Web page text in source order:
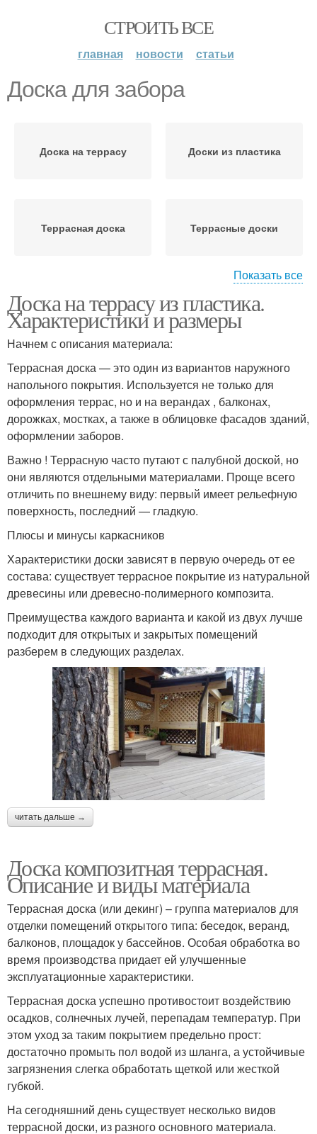
СТРОИТЬ ВСЕ
главная новости статьи
Доска для забора
Доска на террасу Доски из пластика
Террасная доска Террасные доски
Доска из массива Доска из древесины
Пластиковая доска Доска для кухни
Разделочная доска
полимерного композита
Композитная доска
Показать все
Доска на террасу из пластика.
Характеристики и размеры
Начнем с описания материала:
Террасная доска — это один из вариантов наружного
напольного покрытия. Используется не только для
оформления террас, но и на верандах , балконах,
дорожках, мостках, а также в облицовке фасадов зданий,
оформлении заборов.
Важно ! Террасную часто путают с палубной доской, но
они являются отдельными материалами. Проще всего
отличить по внешнему виду: первый имеет рельефную
поверхность, последний — гладкую.
Плюсы и минусы каркасников
Характеристики доски зависят в первую очередь от ее
состава: существует террасное покрытие из натуральной
древесины или древесно-полимерного композита.
Преимущества каждого варианта и какой из двух лучше
подходит для открытых и закрытых помещений
разберем в следующих разделах.
читать дальше →
Доска композитная террасная.
Описание и виды материала
Террасная доска (или декинг) – группа материалов для
отделки помещений открытого типа: беседок, веранд,
балконов, площадок у бассейнов. Особая обработка во
время производства придает ей улучшенные
эксплуатационные характеристики.
Террасная доска успешно противостоит воздействию
осадков, солнечных лучей, перепадам температур. При
этом уход за таким покрытием предельно прост:
достаточно промыть пол водой из шланга, а устойчивые
загрязнения слегка обработать щеткой или жесткой
губкой.
На сегодняшний день существует несколько видов
террасной доски, из разного основного материала.